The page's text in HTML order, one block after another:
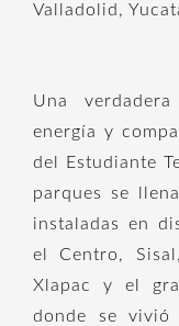
Valladolid,
Una
energía y
del Estudiante
parques se
instaladas en
el Centro,
Xlapac y el
donde se vivió